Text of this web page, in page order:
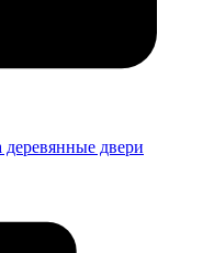
деревянные двери